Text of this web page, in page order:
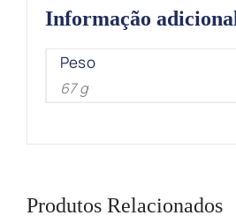
Informação adicional
Peso
67 g
Produtos Relacionados